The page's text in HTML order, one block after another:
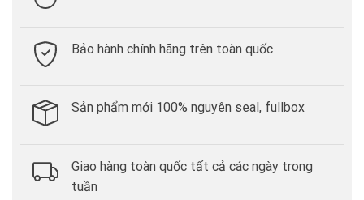
Bảo hành chính hãng trên toàn quốc
Sản phẩm mới 100% nguyên seal, fullbox
Giao hàng toàn quốc tất cả các ngày trong
tuần